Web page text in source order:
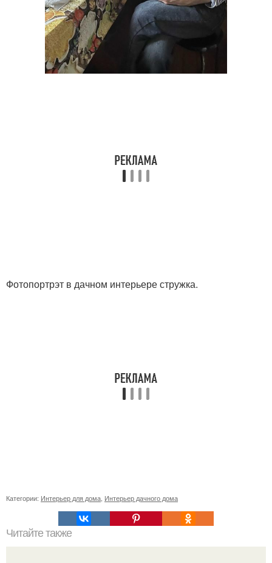
Фотопортрэт в дачном интерьере стружка.
Категории: Интерьер для дома Интерьер дачного дома
Читайте также